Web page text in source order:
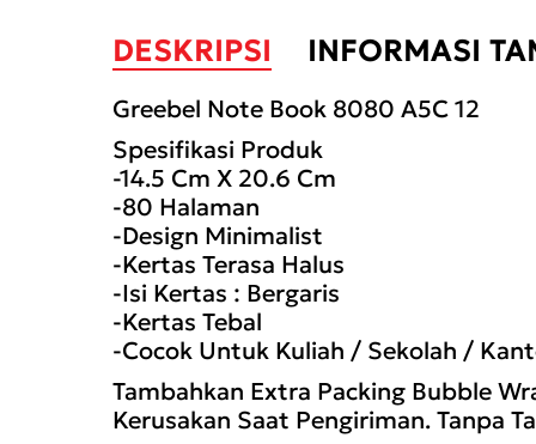
DESKRIPSI INFORMASI
Greebel Note Book 8080 A5C 12
Spesifikasi Produk
-14.5 Cm X 20.6 Cm
-80 Halaman
-Design Minimalist
-Kertas Terasa Halus
-Isi Kertas : Bergaris
-Kertas Tebal
-Cocok Untuk Kuliah / Sekolah /
Tambahkan Extra Packing Bubble
Kerusakan Saat Pengiriman. Tanpa